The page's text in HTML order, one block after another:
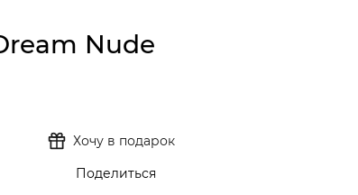
Nude
Хочу в подарок
Поделиться